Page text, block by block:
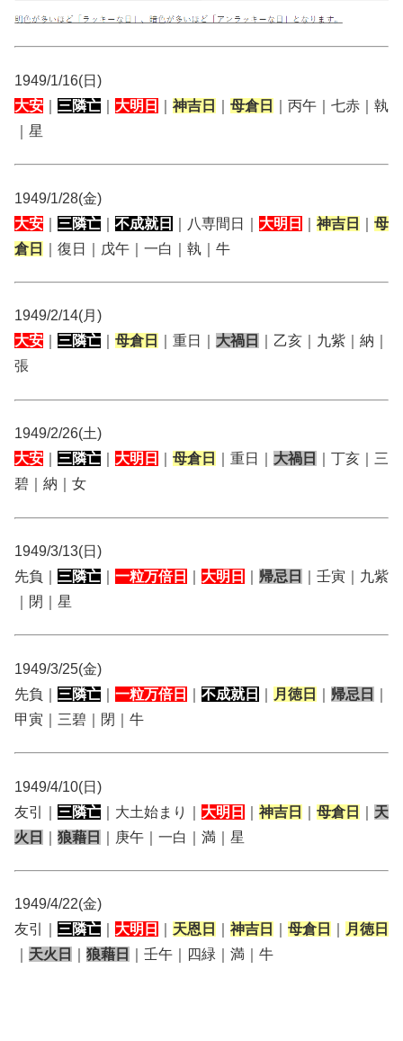
1949/1/16(日)
大安
三隣亡 大明日 神吉日 母倉日
｜丙午｜七赤｜執
｜星
1949/1/28(金)
大安
三隣亡 不成就日 ｜八専間日｜ 大明日 神吉日
母
倉日
｜復日｜戊午｜一白｜執｜牛
1949/2/14(月)
大安
三隣亡 母倉日 ｜重日｜ 大禍日
｜乙亥｜九紫｜納｜
張
1949/2/26(土)
大安
三隣亡 大明日 母倉日 ｜重日｜ 大禍日
｜丁亥｜三
碧｜納｜女
1949/3/13(日)
先負｜ 三隣亡 一粒万倍日 大明日 帰忌日
｜壬寅｜九紫
｜閉｜星
1949/3/25(金)
先負｜ 三隣亡 一粒万倍日 不成就日 月徳日 帰忌日
甲寅｜三碧｜閉｜牛
1949/4/10(日)
友引｜ 三隣亡 ｜大土始まり｜ 大明日 神吉日 母倉日
天
火日
狼藉日 ｜庚午｜一白｜満｜星
1949/4/22(金)
友引｜ 三隣亡 大明日 天恩日 神吉日 母倉日
月徳日
天火日 狼藉日 ｜壬午｜四緑｜満｜牛